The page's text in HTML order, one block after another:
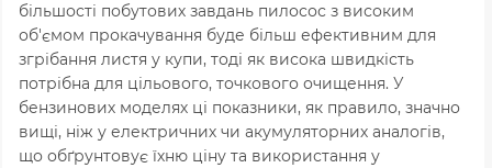
більшості побутових завдань пилосос з високим
об'ємом прокачування буде більш ефективним для
згрібання листя у купи, тоді як висока швидкість
потрібна для цільового, точкового очищення. У
бензинових моделях ці показники, як правило, значно
вищі, ніж у електричних чи акумуляторних аналогів,
що обґрунтовує їхню ціну та використання у